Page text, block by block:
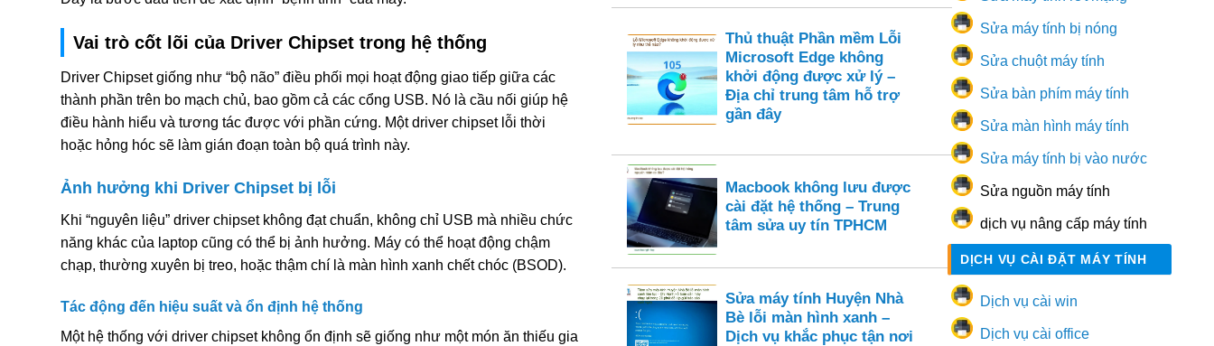
Vai trò cốt lõi của Driver Chipset trong hệ thống
Driver Chipset giống như “bộ não” điều phối mọi hoạt động giao tiếp giữa các
thành phần trên bo mạch chủ, bao gồm cả các cổng USB. Nó là cầu nối giúp hệ
điều hành hiểu và tương tác được với phần cứng. Một driver chipset lỗi thời
hoặc hỏng hóc sẽ làm gián đoạn toàn bộ quá trình này.
Ảnh hưởng khi Driver Chipset bị lỗi
Khi “nguyên liệu” driver chipset không đạt chuẩn, không chỉ USB mà nhiều chức
năng khác của laptop cũng có thể bị ảnh hưởng. Máy có thể hoạt động chậm
chạp, thường xuyên bị treo, hoặc thậm chí là màn hình xanh chết chóc (BSOD).
Tác động đến hiệu suất và ổn định hệ thống
Một hệ thống với driver chipset không ổn định sẽ giống như một món ăn thiếu gia
Thủ thuật Phần mềm Lỗi
Microsoft Edge không
khởi động được xử lý –
Địa chỉ trung tâm hỗ trợ
gần đây
Macbook không lưu được
cài đặt hệ thống – Trung
tâm sửa uy tín TPHCM
Sửa máy tính Huyện Nhà
Bè lỗi màn hình xanh –
Dịch vụ khắc phục tận nơi
Sửa máy tính bị nóng
Sửa chuột máy tính
Sửa bàn phím máy tính
Sửa màn hình máy tính
Sửa máy tính bị vào nước
Sửa nguồn máy tính
dịch vụ nâng cấp máy tính
DỊCH VỤ CÀI ĐẶT MÁY TÍNH
Dịch vụ cài win
Dịch vụ cài office